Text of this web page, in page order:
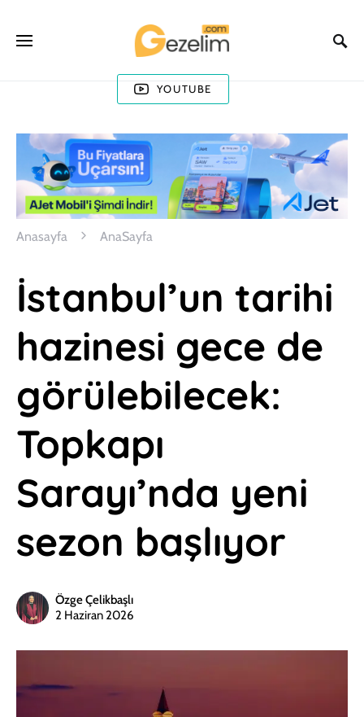
YOUTUBE
Anasayfa AnaSayfa
İstanbul’un tarihi
hazinesi gece de
görülebilecek:
Topkapı
Sarayı’nda yeni
sezon başlıyor
Özge Çelikbaşlı
2 Haziran 2026